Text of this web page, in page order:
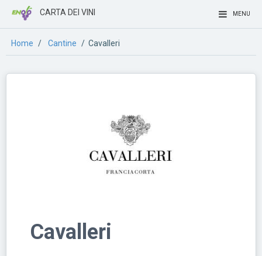
MENU
CARTA DEI VINI
Home / Cantine / Cavalleri
Cavalleri